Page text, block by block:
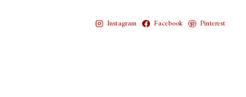
Instagram Facebook Pinterest